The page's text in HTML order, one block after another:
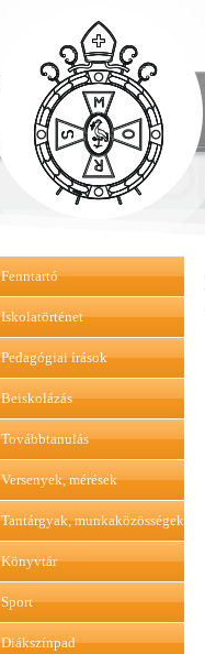
Fenntartó
Iskolatörténet
Pedagógiai írások
Beiskolázás
Továbbtanulás
Versenyek, mérések
Tantárgyak, munkaközösségek
Könyvtár
Sport
Diákszínpad